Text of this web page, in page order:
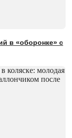
в «оборонке» с